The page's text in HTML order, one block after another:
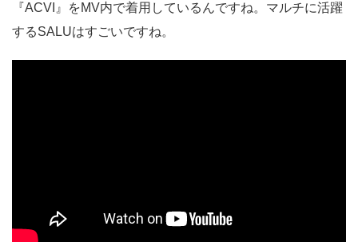
『ACVI』をMV内で着用しているんですね。マルチに活躍
するSALUはすごいですね。